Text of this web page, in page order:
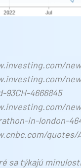
4666845
in-london-
quotes/
sa týkajú